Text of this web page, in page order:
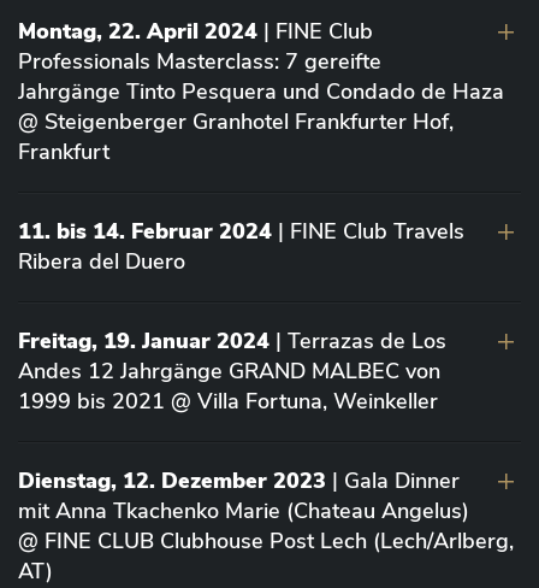
Montag, 22. April 2024 | FINE Club
Professionals Masterclass: 7 gereifte
Jahrgänge Tinto Pesquera und Condado de Haza
@ Steigenberger Granhotel Frankfurter Hof,
Frankfurt
11. bis 14. Februar 2024 | FINE Club Travels
Ribera del Duero
Freitag, 19. Januar 2024 | Terrazas de Los
Andes 12 Jahrgänge GRAND MALBEC von
1999 bis 2021 @ Villa Fortuna, Weinkeller
Dienstag, 12. Dezember 2023 | Gala Dinner
mit Anna Tkachenko Marie (Chateau Angelus)
@ FINE CLUB Clubhouse Post Lech (Lech/Arlberg,
AT)